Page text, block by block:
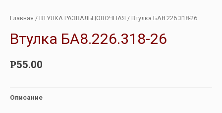
Главная / ВТУЛКА РАЗВАЛЬЦОВОЧНАЯ / Втулка БА8.226.318-26
Втулка БА8.226.318-26
Р55.00
Описание